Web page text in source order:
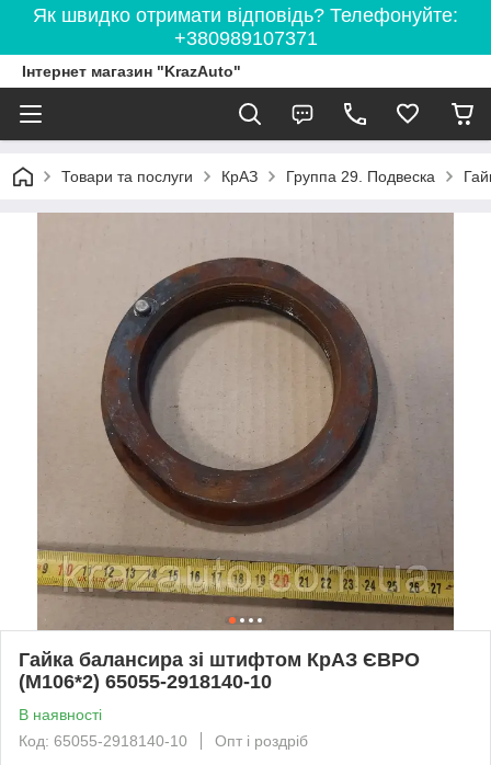
Як швидко отримати відповідь? Телефонуйте:
+380989107371
Інтернет магазин "KrazAuto"
Товари та послуги КрАЗ Группа 29. Подвеска
Гайка балансира зі штифтом КрАЗ ЄВРО
(М106*2) 65055-2918140-10
В наявності
Код: 65055-2918140-10
Опт і роздріб